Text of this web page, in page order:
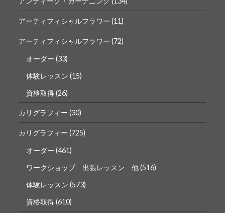
で
表
示
で
表
示
アーティフィシャルフラワー (11)
アーティフィシャルフラワー (72)
オーダー (33)
体験レッスン (15)
資格取得(26)
カリグラフィー (30)
カリグラフィー (725)
オーダー (461)
ワークショップ 出張レッスン 他(516)
体験レッスン (573)
資格取得(610)